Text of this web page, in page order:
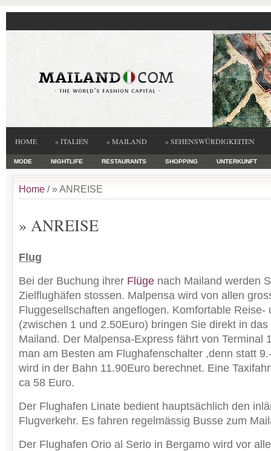
HOME » ITALIEN » MAILAND » SEHENSWÜRDIGKEITEN
MODE NIGHTLIFE RESTAURANTS SHOPPING UNTERKUNFT
Home / » ANREISE
» ANREISE
Flug
Bei der Buchung ihrer Flüge nach Mailand werden
Zielflughäfen stossen. Malpensa wird von allen
Fluggesellschaften angeflogen. Komfortable Reise-
(zwischen 1 und 2.50Euro) bringen Sie direkt in
Mailand. Der Malpensa-Express fährt von Terminal
man am Besten am Flughafenschalter ,denn statt
wird in der Bahn 11.90Euro berechnet. Eine
ca 58 Euro.
Der Flughafen Linate bedient hauptsächlich den
Flugverkehr. Es fahren regelmässig Busse zum
Der Flughafen Orio al Serio in Bergamo wird vor